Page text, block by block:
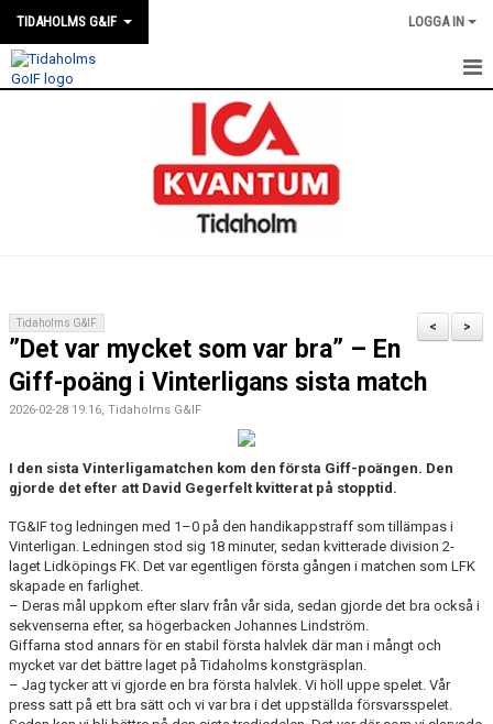
TIDAHOLMS G&IF LOGGA IN
FÖRENINGEN
SOUVENIRER
GAMLA GIFFS TORSDAGSTRÄFFAR
MATCHER
CUPER ARBETSBESKRIVNING
PLANSCHEMA
>
<
Tidaholms G&IF
”Det var mycket som var bra” – En
Giff-poäng i Vinterligans sista match
2026-02-28 19:16, Tidaholms G&IF
I den sista Vinterligamatchen kom den första Giff-poängen. Den
gjorde det efter att David Gegerfelt kvitterat på stopptid.
TG&IF tog ledningen med 1–0 på den handikappstraff som tillämpas i
Vinterligan. Ledningen stod sig 18 minuter, sedan kvitterade division 2-
laget Lidköpings FK. Det var egentligen första gången i matchen som LFK
skapade en farlighet.
– Deras mål uppkom efter slarv från vår sida, sedan gjorde det bra också i
sekvenserna efter, sa högerbacken Johannes Lindström.
Giffarna stod annars för en stabil första halvlek där man i mångt och
mycket var det bättre laget på Tidaholms konstgräsplan.
– Jag tycker att vi gjorde en bra första halvlek. Vi höll uppe spelet. Vår
press satt på ett bra sätt och vi var bra i det uppställda försvarsspelet.